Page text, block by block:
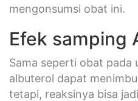
mengonsumsi obat ini.
Efek samping
Sama seperti obat pada
albuterol dapat
tetapi, reaksinya bisa